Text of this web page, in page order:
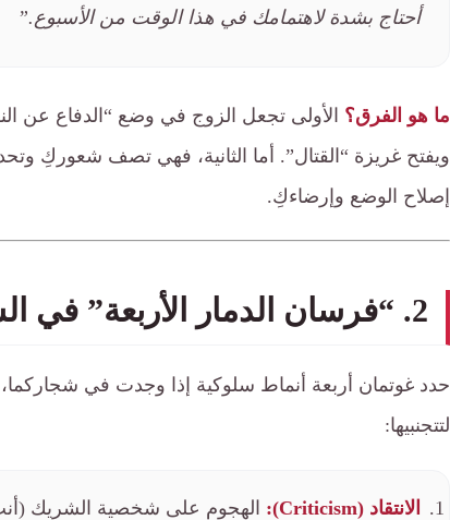
أحتاج بشدة لاهتمامك في هذا الوقت من الأسبوع.”
ما هو الفرق؟ الأولى تجعل الزوج في وضع “الدفاع عن
ويفتح غريزة “القتال”. أما الثانية، فهي تصف شعوركِ
إصلاح الوضع وإرضاءكِ.
2. “فرسان الدمار الأربعة” في الشجار الزوجي 🌪️
حدد غوتمان أربعة أنماط سلوكية إذا وجدت في شجاركما،
لتتجنبيها:
الانتقاد (Criticism): الهجوم على شخصية الشريك